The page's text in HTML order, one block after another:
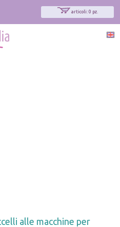
articoli: 0 pz.
alle macchine per